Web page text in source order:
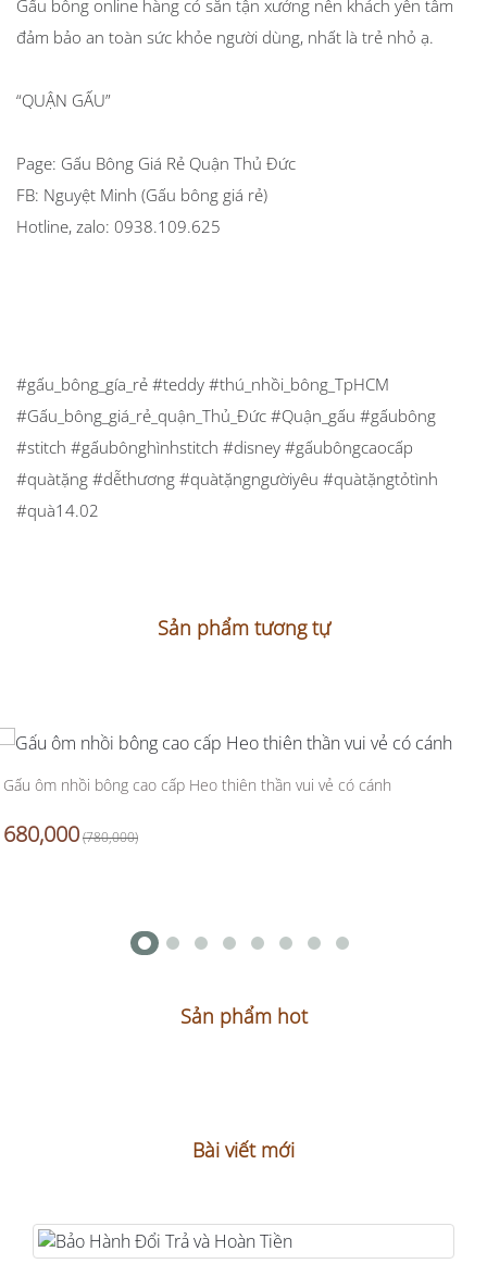
Gấu bông online hàng có sẵn tận xưởng nên khách yên tâm
đảm bảo an toàn sức khỏe người dùng, nhất là trẻ nhỏ ạ.
“QUẬN GẤU”
Page: Gấu Bông Giá Rẻ Quận Thủ Đức
FB: Nguyệt Minh (Gấu bông giá rẻ)
Hotline, zalo: 0938.109.625
#gấu_bông_gía_rẻ #teddy #thú_nhồi_bông_TpHCM
#Gấu_bông_giá_rẻ_quận_Thủ_Đức #Quận_gấu #gấubông
#stitch #gấubônghìnhstitch #disney #gấubôngcaocấp
#quàtặng #dễthương #quàtặngngườiyêu #quàtặngtỏtình
#quà14.02
Sản phẩm tương tự
Gấu ôm nhồi bông cao cấp Heo thiên thần vui vẻ có cánh
680,000(780,000)
Sản phẩm hot
Bài viết mới